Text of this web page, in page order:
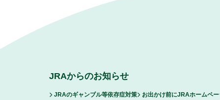
JRAからのお知らせ
JRAのギャンブル等依存症対策
お出かけ前にJRAホームペ